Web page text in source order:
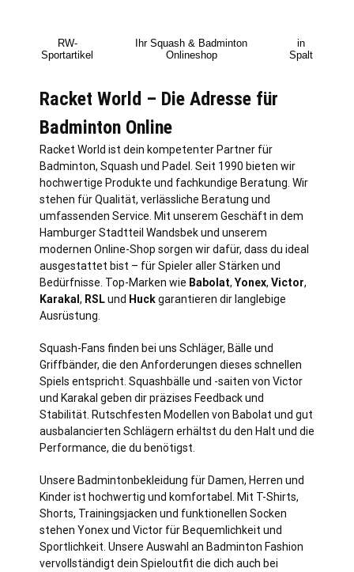
RW-
Sportartikel
Ihr Squash & Badminton
Onlineshop
in
Spalt
Racket World – Die Adresse für
Badminton Online
Racket World ist dein kompetenter Partner für
Badminton, Squash und Padel. Seit 1990 bieten wir
hochwertige Produkte und fachkundige Beratung. Wir
stehen für Qualität, verlässliche Beratung und
umfassenden Service. Mit unserem Geschäft in dem
Hamburger Stadtteil Wandsbek und unserem
modernen Online-Shop sorgen wir dafür, dass du ideal
ausgestattet bist – für Spieler aller Stärken und
Bedürfnisse. Top-Marken wie Babolat, Yonex, Victor,
Karakal , RSLund Huckgarantieren dir langlebige
Ausrüstung.
Squash-Fans finden bei uns Schläger, Bälle und
Griffbänder, die den Anforderungen dieses schnellen
Spiels entspricht. Squashbälle und -saiten von Victor
und Karakal geben dir präzises Feedback und
Stabilität. Rutschfesten Modellen von Babolat und gut
ausbalancierten Schlägern erhältst du den Halt und die
Performance, die du benötigst.
Unsere Badmintonbekleidung für Damen, Herren und
Kinder ist hochwertig und komfortabel. Mit T-Shirts,
Shorts, Trainingsjacken und funktionellen Socken
stehen Yonex und Victor für Bequemlichkeit und
Sportlichkeit. Unsere Auswahl an Badminton Fashion
vervollständigt dein Spieloutfit die dich auch bei